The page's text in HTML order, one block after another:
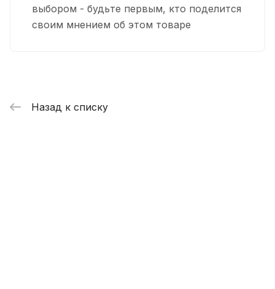
выбором - будьте первым, кто поделится
своим мнением об этом товаре
Назад к списку